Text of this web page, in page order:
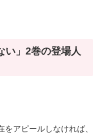
い」2巻の登場人
をアピールしなければ、